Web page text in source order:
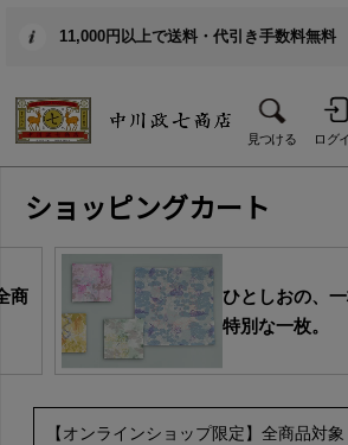
11,000円以上で送料・代引き手数料無料
見つける ログ
ショッピングカート
商
ひとしおの、
特別な一枚。
【オンラインショップ限定】全商品対象